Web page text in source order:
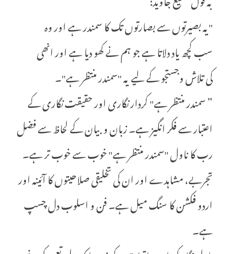
"یہ بصیرتوں سے بصارتوں تک کا سمندر ہے اور وہ
سب کچھ یاد دلاتا ہے جو ہم نے کھو دیا ہے اور انھی
کی تلاش وجستجو کے لیے یہ "سمندر منتظر ہے"۔
” سمندر منتظر ہے" کردار نگاری اور حقیقت نگاری کے
اعتبار سے فکر انگیز ہے۔ زبان و بیان کے لحاظ سے فضل
رب کا ناول "سمندر منتظر ہے" خوب سے خوب تر ہے۔
تجربے، مشاہدے اور ان کی تخلیقی صلاحیتوں کا آئینہ اور
اردو فکشن کا سنگ میل ہے۔ فن و اسلوب دل چسپ
ہے۔